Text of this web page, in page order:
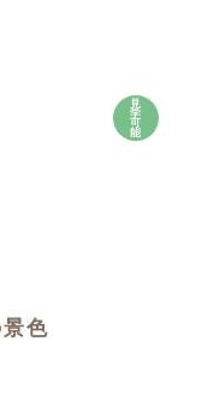
見
学
可
能
色